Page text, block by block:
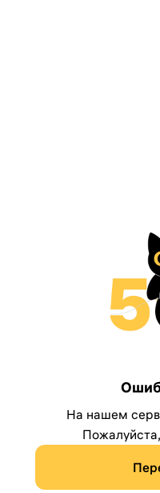
На нашем